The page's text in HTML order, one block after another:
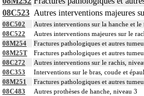
08C523 Autres interventions majeures
08C502
Autres interventions sur la hanche et
08C522
Autres interventions majeures sur le
08M254
Fractures pathologiques et autres
08M25T
Fractures pathologiques et autres
08C272
Autres interventions sur le rachis,
08C353
Interventions sur le bras, coude et
08M251
Fractures pathologiques et autres
08C483
Autres prothèses de hanche, niveau 3